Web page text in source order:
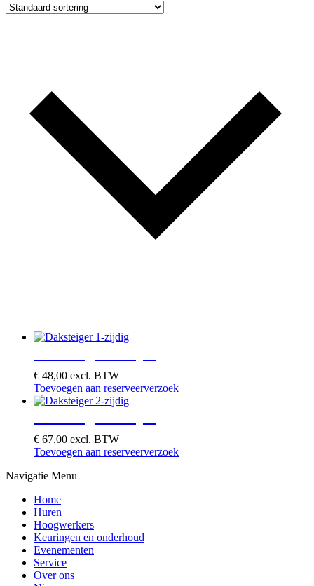
€ 48,00 excl. BTW
Toevoegen aan reserveerverzoek
€ 67,00 excl. BTW
Toevoegen aan reserveerverzoek
Navigatie Menu
Home
Huren
Hoogwerkers
Keuringen en onderhoud
Evenementen
Service
Over ons